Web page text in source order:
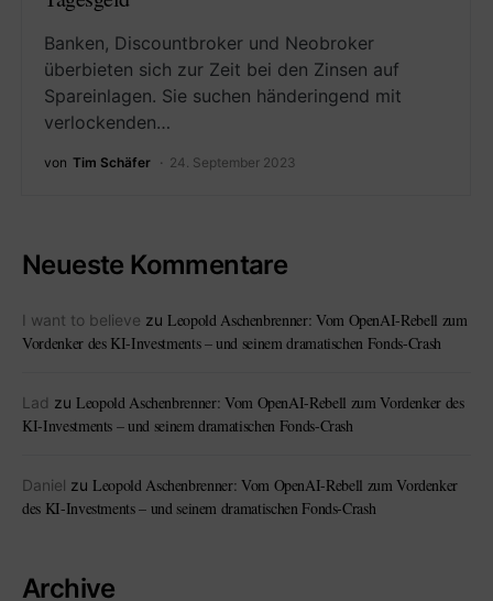
Banken, Discountbroker und Neobroker
überbieten sich zur Zeit bei den Zinsen auf
Spareinlagen. Sie suchen händeringend mit
verlockenden…
von Tim Schäfer 24. September 2023
Neueste Kommentare
I want to believe zu Leopold Aschenbrenner: Vom OpenAI-Rebell zum
Vordenker des KI-Investments – und seinem dramatischen Fonds-Crash
Lad zu Leopold Aschenbrenner: Vom OpenAI-Rebell zum Vordenker des
KI-Investments – und seinem dramatischen Fonds-Crash
Daniel zu Leopold Aschenbrenner: Vom OpenAI-Rebell zum Vordenker
des KI-Investments – und seinem dramatischen Fonds-Crash
Archive